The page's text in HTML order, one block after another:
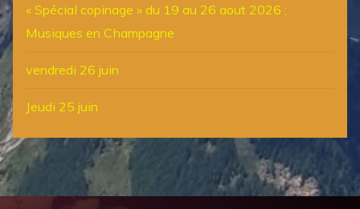
« Spécial copinage » du 19 au 26 aout 2026 ;
Musiques en Champagne
vendredi 26 juin
Jeudi 25 juin